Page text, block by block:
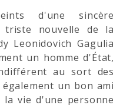
d'une
nouvelle de
Leonidovich
un homme
au sort
un bon
la vie d'une